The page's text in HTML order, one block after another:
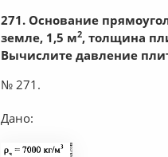
271. Основание
земле, 1,5 м2, толщина
Вычислите давление
№ 271.
Дано: